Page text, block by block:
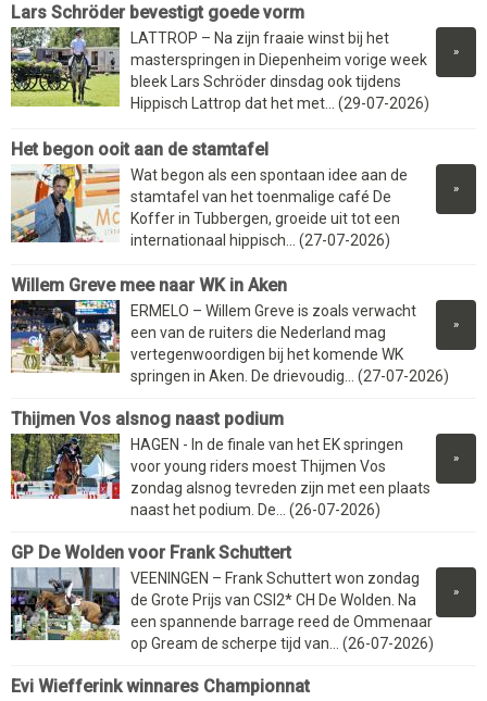
Lars Schröder bevestigt goede vorm
»
LATTROP – Na zijn fraaie winst bij het
masterspringen in Diepenheim vorige week
bleek Lars Schröder dinsdag ook tijdens
Hippisch Lattrop dat het met... (29-07-2026)
Het begon ooit aan de stamtafel
»
Wat begon als een spontaan idee aan de
stamtafel van het toenmalige café De
Koffer in Tubbergen, groeide uit tot een
internationaal hippisch... (27-07-2026)
Willem Greve mee naar WK in Aken
»
ERMELO – Willem Greve is zoals verwacht
een van de ruiters die Nederland mag
vertegenwoordigen bij het komende WK
springen in Aken. De drievoudig... (27-07-2026)
Thijmen Vos alsnog naast podium
»
HAGEN - In de finale van het EK springen
voor young riders moest Thijmen Vos
zondag alsnog tevreden zijn met een plaats
naast het podium. De... (26-07-2026)
GP De Wolden voor Frank Schuttert
»
VEENINGEN – Frank Schuttert won zondag
de Grote Prijs van CSI2* CH De Wolden. Na
een spannende barrage reed de Ommenaar
op Gream de scherpe tijd van... (26-07-2026)
Evi Wiefferink winnares Championnat